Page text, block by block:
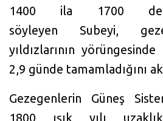
1400 ila 1700
söyleyen Subeyi,
yıldızlarının
2,9 günde tamamladığını
Gezegenlerin Güneş
1800 ışık yılı